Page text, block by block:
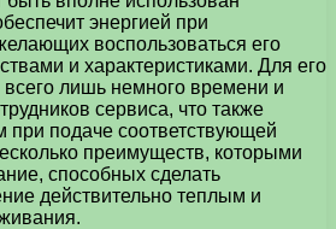
энергией при
воспользоваться его
и характеристиками. Для его
всего лишь немного времени и
сервиса, что также
при подаче соответствующей
преимуществ, которыми
способных сделать
действительно теплым и